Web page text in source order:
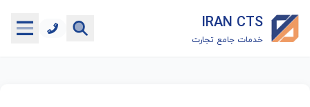
IRAN CTS
خدمات جامع تجارت